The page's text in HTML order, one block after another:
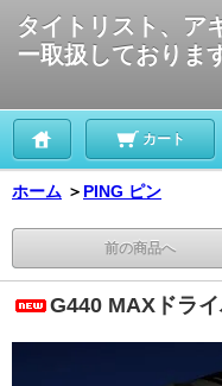
タイトリスト、ア
ー取扱しておりま
カート
ホーム ＞ PING ピン
前の商品へ
G440 MAXドラ